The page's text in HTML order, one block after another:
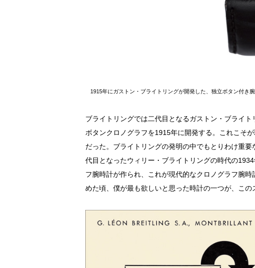
1915年にガストン・ブライトリングが開発した、独立ボタン付き腕
ブライトリングでは二代目となるガストン・ブライ
ボタンクロノグラフを1915年に開発する。これこそ
だった。ブライトリングの発明の中でもとりわけ重
代目となったウィリー・ブライトリングの時代の
フ腕時計が作られ、これが現代的なクロノグラフ腕
めた頃、僕が最も欲しいと思った時計の一つが、こ